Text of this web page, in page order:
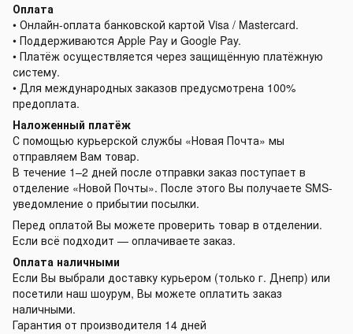
Оплата
• Онлайн-оплата банковской картой Visa / Mastercard.
• Поддерживаются Apple Pay и Google Pay.
• Платёж осуществляется через защищённую платёжную
систему.
• Для международных заказов предусмотрена 100%
предоплата.
Наложенный платёж
С помощью курьерской службы «Новая Почта» мы
отправляем Вам товар.
В течение 1–2 дней после отправки заказ поступает в
отделение «Новой Почты». После этого Вы получаете SMS-
уведомление о прибытии посылки.
Перед оплатой Вы можете проверить товар в отделении.
Если всё подходит — оплачиваете заказ.
Оплата наличными
Если Вы выбрали доставку курьером (только г. Днепр) или
посетили наш шоурум, Вы можете оплатить заказ
наличными.
Гарантия от производителя 14 дней